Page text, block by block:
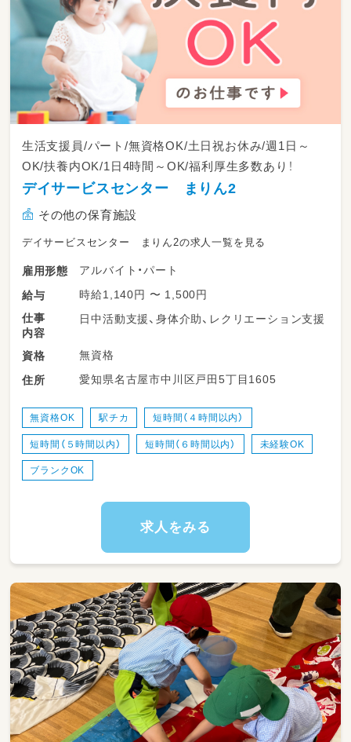
生活支援員/パート/無資格OK/土日祝お休み/週1日～
OK/扶養内OK/1日4時間～OK/福利厚生多数あり！
デイサービスセンター まりん2
その他の保育施設
デイサービスセンター まりん2の求人一覧を見る
雇用形態
アルバイト・パート
給与
時給1,140円 〜 1,500円
仕事
内容
日中活動支援、身体介助、レクリエーション支援
資格
無資格
住所
愛知県名古屋市中川区戸田5丁目1605
無資格OK 駅チカ 短時間（４時間以内）
短時間（５時間以内） 短時間（６時間以内） 未経験OK
ブランクOK
求人をみる